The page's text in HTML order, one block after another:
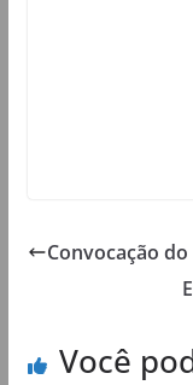
Convocação do
Você